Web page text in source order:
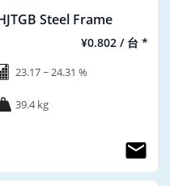
Steel Frame
¥0.802 / 台 *
23.17 ~ 24.31 %
39.4 kg